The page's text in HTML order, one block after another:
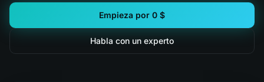
Empieza por 0 $
Habla con un experto